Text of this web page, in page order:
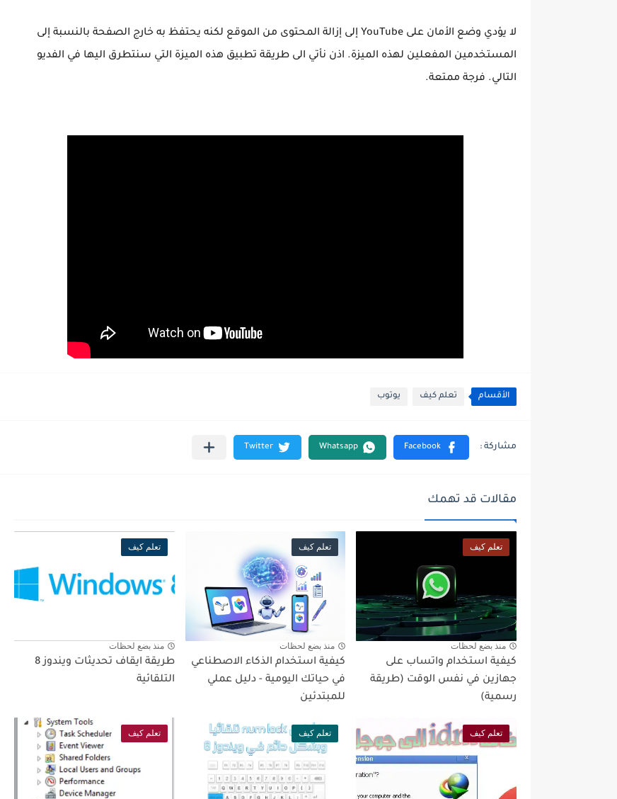
لا يؤدي وضع الأمان على YouTube إلى إزالة المحتوى من الموقع لكنه يحتفظ به خارج الصفحة بالنسبة إلى
المستخدمين المفعلين لهذه الميزة. اذن نأتي الى طريقة تطبيق هذه الميزة التي سنتطرق اليها في الفديو
التالي. فرجة ممتعة.
الأقسام تعلم كيف يوتوب
مقالات قد تهمك
تعلم كيف
منذ بضع لحظات
كيفية استخدام واتساب على
جهازين في نفس الوقت (طريقة
رسمية)
تعلم كيف
منذ بضع لحظات
كيفية استخدام الذكاء الاصطناعي
في حياتك اليومية - دليل عملي
للمبتدئين
تعلم كيف
منذ بضع لحظات
طريقة ايقاف تحديثات ويندوز 8
التلقائية
تعلم كيف تعلم كيف تعلم كيف